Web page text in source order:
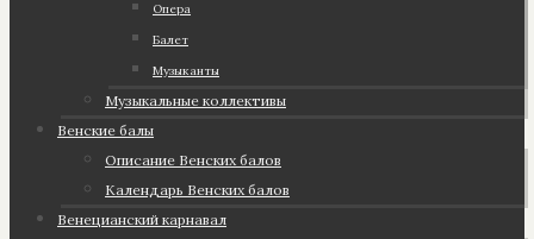
Опера
Балет
Музыканты
Музыкальные коллективы
Венские балы
Описание Венских балов
Календарь Венских балов
Венецианский карнавал